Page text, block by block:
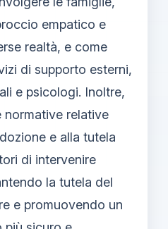
empatico e
realtà, e come
di supporto esterni,
e psicologi. Inoltre,
normative relative
e alla tutela
di intervenire
la tutela del
e promuovendo un